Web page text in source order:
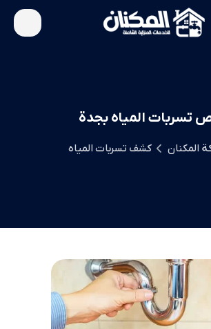
تسربات المياه بجدة
المكنان كشف تسربات المياه